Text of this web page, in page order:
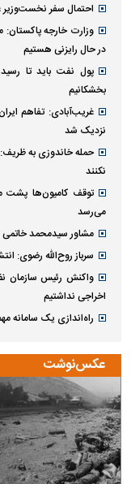
احتمال سفر نخست‌وزیر
وزارت خارجه پاکستان:
در حال رایزنی هستیم
پول نفت باید تا
بخشکانیم
غریب‌آبادی: تفاهم
نزدیک شد
حمله خاندوزی به
نکنند
می‌رسد
مشاور سیدمحمد
سرباز روح‌الله رضوی:
واکنش رئیس سازمان
اخراجی نداشتیم
راه‌اندازی یک سامانه
عکس‌نوشت